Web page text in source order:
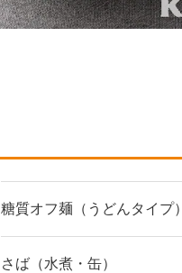
糖質オフ麺（うどんタイプ）
さば（水煮・缶）